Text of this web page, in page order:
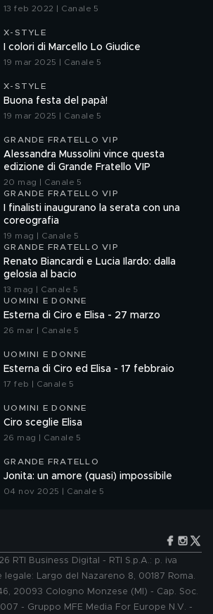
13 feb 2022 | Canale 5
X-STYLE
I colori di Marcello Lo Giudice
19 mar 2025 | Canale 5
X-STYLE
Buona festa del papà!
19 mar 2025 | Canale 5
GRANDE FRATELLO VIP
Alessandra Mussolini vince questa
edizione di Grande Fratello VIP
20 mag | Canale 5
GRANDE FRATELLO VIP
I finalisti inaugurano la serata con una
coreografia
19 mag | Canale 5
GRANDE FRATELLO VIP
Renato Biancardi e Lucia Ilardo: dalla
gelosia al bacio
13 mag | Canale 5
UOMINI E DONNE
Esterna di Ciro e Elisa - 27 marzo
26 mar | Canale 5
UOMINI E DONNE
Esterna di Ciro ed Elisa - 17 febbraio
17 feb | Canale 5
UOMINI E DONNE
Ciro sceglie Elisa
26 mag | Canale 5
GRANDE FRATELLO
Jonita: un amore (quasi) impossibile
04 nov 2025 | Canale 5
RTI Business Digital - RTI S.p.A.: p. iva
legale: Largo del Nazareno 8, 00187 Roma.
20093 Cologno Monzese (MI) - Cap. Soc.
- Gruppo MFE Media For Europe N.V. -